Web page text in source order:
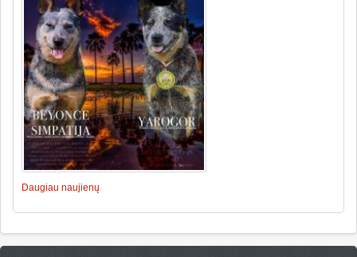
Daugiau naujienų